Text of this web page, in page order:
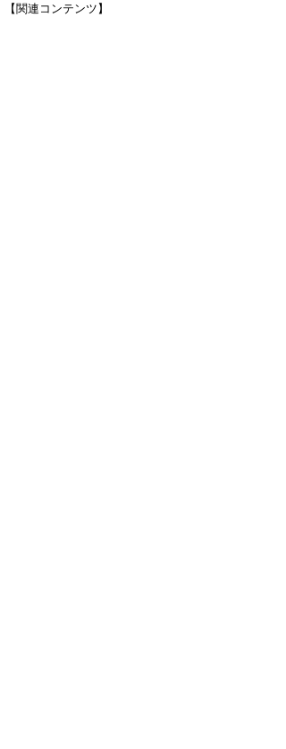
【関連コンテンツ】